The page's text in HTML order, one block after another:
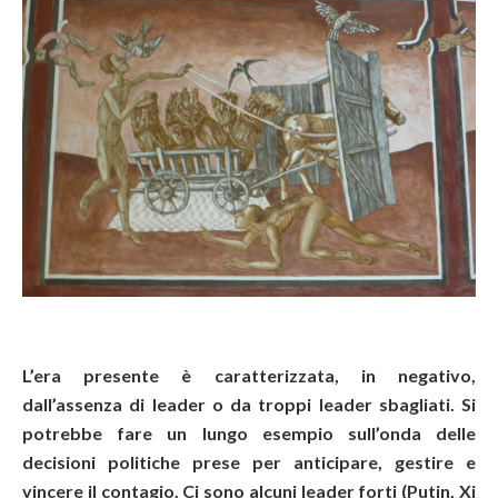
L’era presente è caratterizzata, in negativo,
dall’assenza di leader o da troppi leader sbagliati. Si
potrebbe fare un lungo esempio sull’onda delle
decisioni politiche prese per anticipare, gestire e
vincere il contagio. Ci sono alcuni leader forti (Putin, Xi